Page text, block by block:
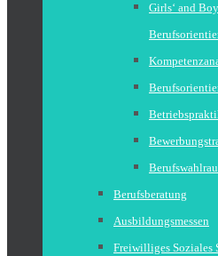
Girls‘ and
Berufsberatung
Ausbildungsmessen
Freiwilliges Soziales